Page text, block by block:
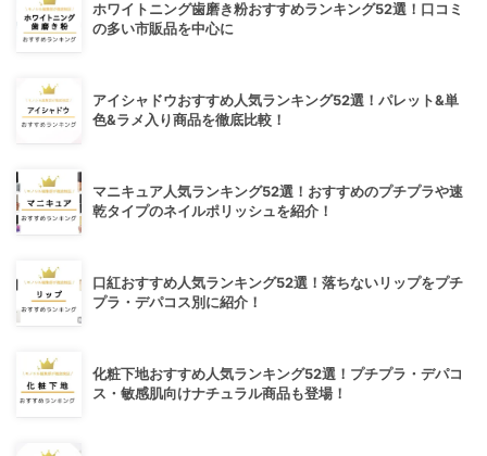
ホワイトニング歯磨き粉おすすめランキング52選！口コミ
の多い市販品を中心に
アイシャドウおすすめ人気ランキング52選！パレット&単
色&ラメ入り商品を徹底比較！
マニキュア人気ランキング52選！おすすめのプチプラや速
乾タイプのネイルポリッシュを紹介！
口紅おすすめ人気ランキング52選！落ちないリップをプチ
プラ・デパコス別に紹介！
化粧下地おすすめ人気ランキング52選！プチプラ・デパコ
ス・敏感肌向けナチュラル商品も登場！